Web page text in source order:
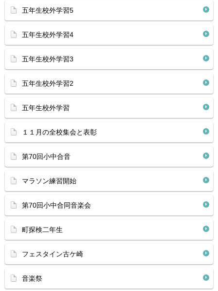
五年生校外学習5
五年生校外学習4
五年生校外学習3
五年生校外学習2
五年生校外学習
１１月の全校集会と表彰
第70回小中合音
マラソン練習開始
第70回小中合同音楽会
町探検二年生
フェスタイン古ケ崎
音楽祭